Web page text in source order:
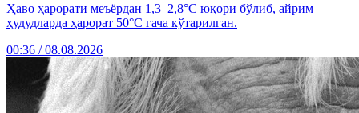
Ҳаво ҳарорати меъёрдан 1,3–2,8°C юқори бўлиб, айрим
ҳудудларда ҳарорат 50°C гача кўтарилган.
00:36 / 08.08.2026